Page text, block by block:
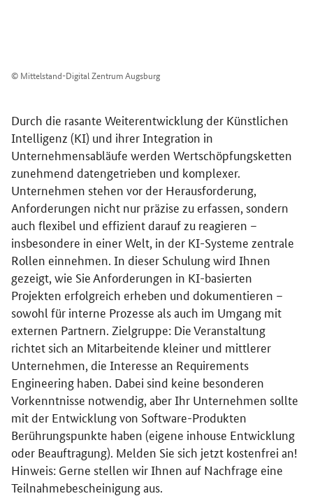
© Mittelstand-Digital Zentrum Augsburg
Durch die rasante Weiterentwicklung der Künstlichen
Intelligenz (KI) und ihrer Integration in
Unternehmensabläufe werden Wertschöpfungsketten
zunehmend datengetrieben und komplexer.
Unternehmen stehen vor der Herausforderung,
Anforderungen nicht nur präzise zu erfassen, sondern
auch flexibel und effizient darauf zu reagieren –
insbesondere in einer Welt, in der KI-Systeme zentrale
Rollen einnehmen. In dieser Schulung wird Ihnen
gezeigt, wie Sie Anforderungen in KI-basierten
Projekten erfolgreich erheben und dokumentieren –
sowohl für interne Prozesse als auch im Umgang mit
externen Partnern. Zielgruppe: Die Veranstaltung
richtet sich an Mitarbeitende kleiner und mittlerer
Unternehmen, die Interesse an Requirements
Engineering haben. Dabei sind keine besonderen
Vorkenntnisse notwendig, aber Ihr Unternehmen sollte
mit der Entwicklung von Software-Produkten
Berührungspunkte haben (eigene inhouse Entwicklung
oder Beauftragung)​. Melden Sie sich jetzt kostenfrei an!
Hinweis: Gerne stellen wir Ihnen auf Nachfrage eine
Teilnahmebescheinigung aus.